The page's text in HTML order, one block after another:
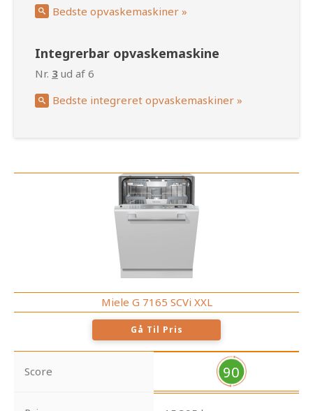
Bedste opvaskemaskiner »
Integrerbar opvaskemaskine
Nr. 3 ud af 6
Bedste integreret opvaskemaskiner »
Miele G 7165 SCVi XXL
Gå Til Pris
Score 90